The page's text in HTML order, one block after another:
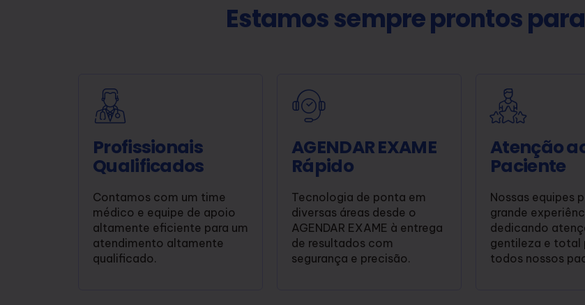
Estamos sempre prontos
Profissionais
Qualificados
Contamos com um time
médico e equipe de apoio
altamente eficiente para um
atendimento altamente
qualificado.
AGENDAR EXAME
Rápido
Tecnologia de ponta em
diversas áreas desde o
AGENDAR EXAME à entrega
de resultados com
segurança e precisão.
Atenção
Paciente
Nossas equipes
grande
dedicando
gentileza e total
todos nossos